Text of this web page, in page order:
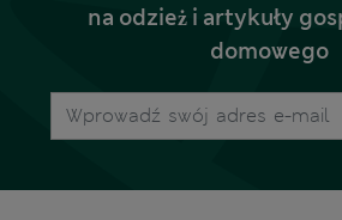
na odzież i artykuły
domowego